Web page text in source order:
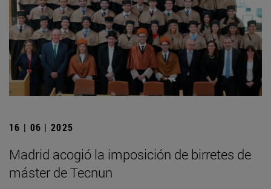
16 | 06 | 2025
Madrid acogió la imposición de birretes de
máster de Tecnun